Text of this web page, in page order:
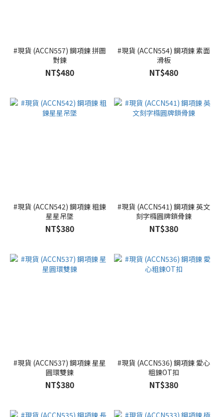
#現貨 (ACCN557) 鋼項鍊 拼圖
對鍊
NT$480
#現貨 (ACCN554) 鋼項鍊 素面
滑板
NT$480
#現貨 (ACCN542) 鋼項鍊 粗鍊
星星吊墜
NT$380
#現貨 (ACCN541) 鋼項鍊 英文
刻字橢圓牌鎖骨鍊
NT$380
#現貨 (ACCN537) 鋼項鍊 星星
圓環雙鍊
NT$380
#現貨 (ACCN536) 鋼項鍊 愛心
粗鍊OT扣
NT$380